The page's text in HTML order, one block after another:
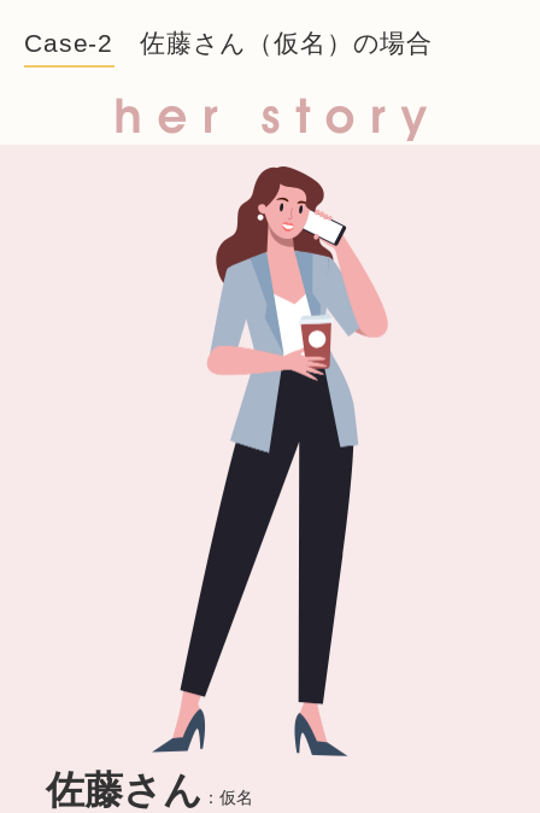
Case-2 佐藤さん（仮名）の場合
佐藤さん ：仮名